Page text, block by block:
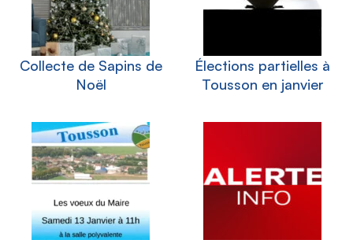
Collecte de Sapins de
Noël
Élections partielles à
Tousson en janvier